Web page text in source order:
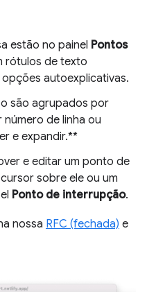
estão no painel Pontos
rótulos de texto
autoexplicativas.
são agrupados por
de linha ou
e expandir.**
e editar um ponto de
sobre ele ou um
Ponto de interrupção.
nossa RFC (fechada) e